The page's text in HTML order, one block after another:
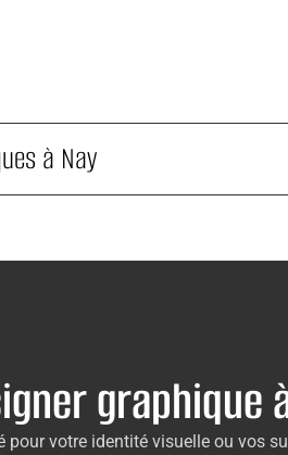
à Nay
graphique
pour votre identité visuelle ou vos